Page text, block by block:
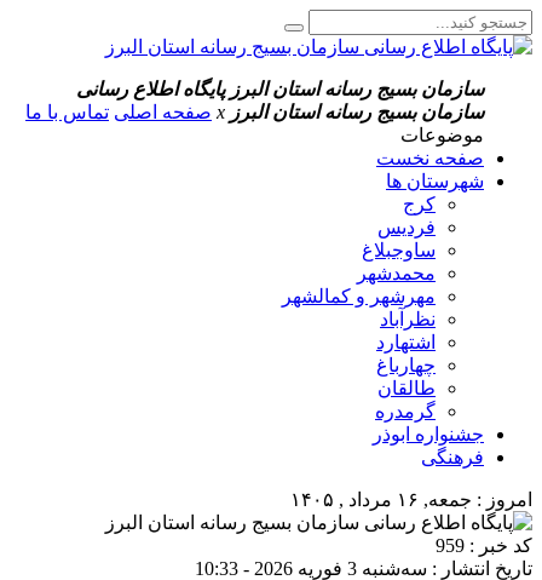
سازمان بسیج رسانه استان البرز پایگاه اطلاع رسانی
سازمان بسیج رسانه استان البرز x صفحه اصلی تماس با ما
موضوعات
صفحه نخست
شهرستان ها
کرج
فردیس
ساوجبلاغ
محمدشهر
مهرشهر و کمالشهر
نظرآباد
اشتهارد
چهارباغ
طالقان
گرمدره
جشنواره ابوذر
فرهنگی
امروز : جمعه, ۱۶ مرداد , ۱۴۰۵
کد خبر : 959
تاریخ انتشار : سه‌شنبه 3 فوریه 2026 - 10:33